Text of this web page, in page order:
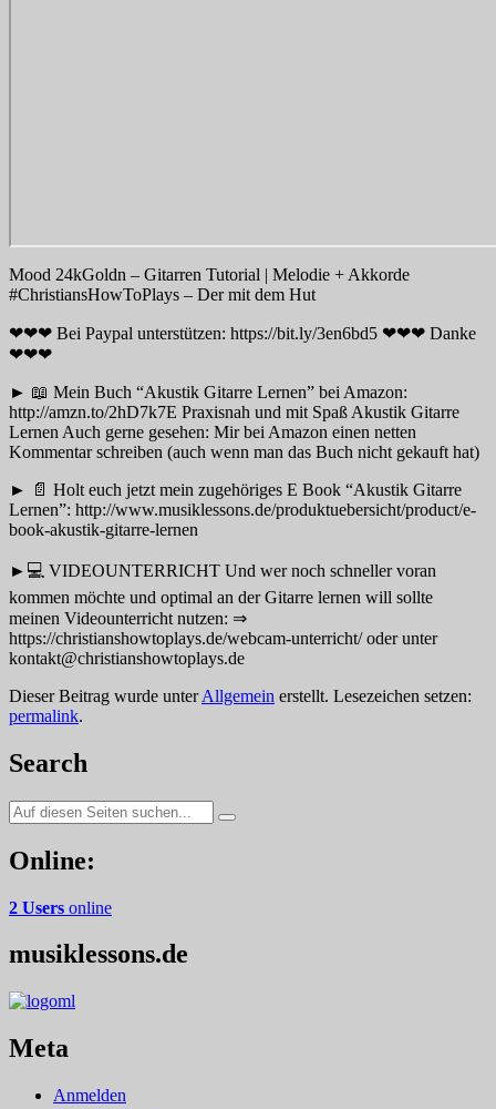
Mood 24kGoldn – Gitarren Tutorial | Melodie + Akkorde
#ChristiansHowToPlays – Der mit dem Hut
❤❤❤ Bei Paypal unterstützen: https://bit.ly/3en6bd5 ❤❤❤ Danke
❤❤❤
► 📖 Mein Buch “Akustik Gitarre Lernen” bei Amazon:
http://amzn.to/2hD7k7E Praxisnah und mit Spaß Akustik Gitarre
Lernen Auch gerne gesehen: Mir bei Amazon einen netten
Kommentar schreiben (auch wenn man das Buch nicht gekauft hat)
► 📄 Holt euch jetzt mein zugehöriges E Book “Akustik Gitarre
Lernen”: http://www.musiklessons.de/produktuebersicht/product/e-
book-akustik-gitarre-lernen
►💻 VIDEOUNTERRICHT Und wer noch schneller voran
kommen möchte und optimal an der Gitarre lernen will sollte
meinen Videounterricht nutzen: ⇒
https://christianshowtoplays.de/webcam-unterricht/ oder unter
kontakt@christianshowtoplays.de
Dieser Beitrag wurde unterAllgemein erstellt. Lesezeichen setzen:
permalink.
Search
Suche
nach:
Online:
2 Users online
musiklessons.de
Meta
Anmelden